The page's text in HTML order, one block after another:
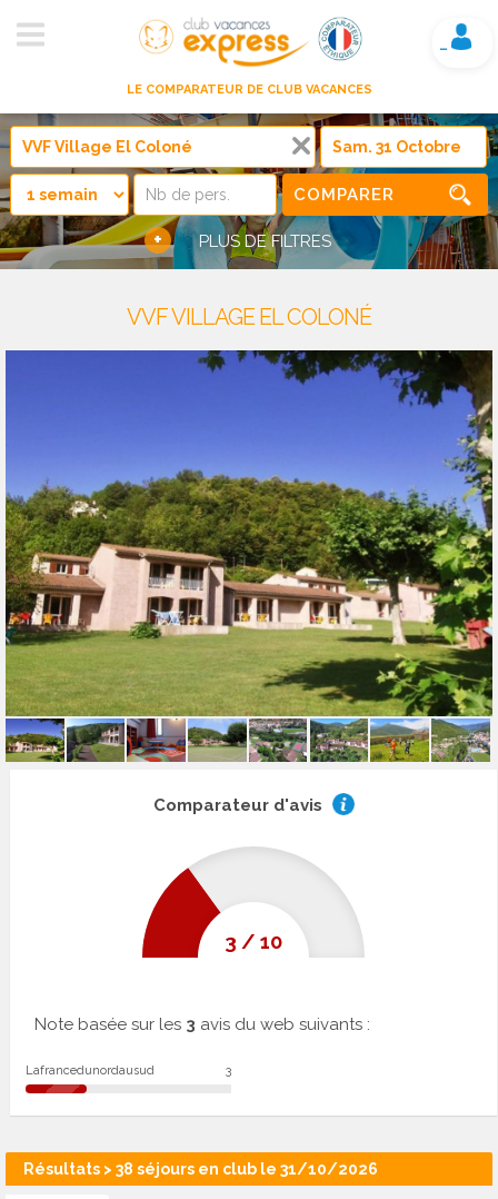
LE COMPARATEUR DE CLUB VACANCES
Mon compte
COMPARER
+ PLUS DE FILTRES
VVF VILLAGE EL COLONÉ
Comparateur d'avis
3 /10
Note basée sur les 3 avis du web suivants :
Lafrancedunordausud 3
Résultats > 38 séjours en club le 31/10/2026